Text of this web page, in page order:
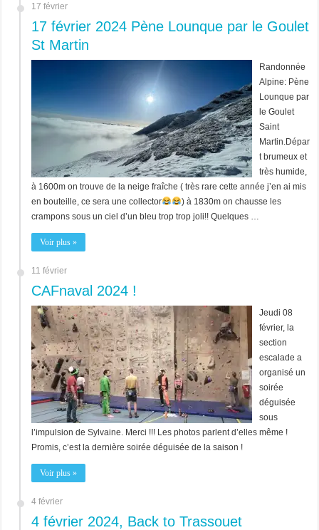
17 février
17 février 2024 Pène Lounque par le Goulet
St Martin
Randonnée
Alpine: Pène
Lounque par
le Goulet
Saint
Martin.Dépar
t brumeux et
très humide,
à 1600m on trouve de la neige fraîche ( très rare cette année j’en ai mis
en bouteille, ce sera une collector
) à 1830m on chausse les
crampons sous un ciel d’un bleu trop trop joli!! Quelques …
Voir plus »
11 février
CAFnaval 2024 !
Jeudi 08
février, la
section
escalade a
organisé un
soirée
déguisée
sous
l’impulsion de Sylvaine. Merci !!! Les photos parlent d’elles même !
Promis, c’est la dernière soirée déguisée de la saison !
Voir plus »
4 février
4 février 2024, Back to Trassouet